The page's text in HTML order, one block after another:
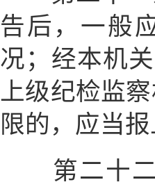
告后，一般
况；经本机
上级纪检监
限的，应当
第二十二